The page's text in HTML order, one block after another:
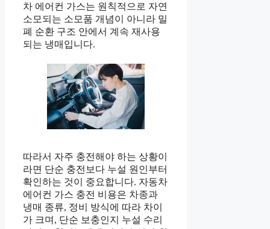
차 에어컨 가스는 원칙적으로 자연
소모되는 소모품 개념이 아니라 밀
폐 순환 구조 안에서 계속 재사용
되는 냉매입니다.
따라서 자주 충전해야 하는 상황이
라면 단순 충전보다 누설 원인부터
확인하는 것이 중요합니다. 자동차
에어컨 가스 충전 비용은 차종과
냉매 종류, 정비 방식에 따라 차이
가 크며, 단순 보충인지 누설 수리